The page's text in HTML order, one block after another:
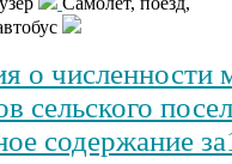
о
сельского
содержание